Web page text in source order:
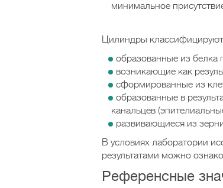
минимальное
Цилиндры
образованные из белка
возникающие как
сформированные из
образованные в
канальцев
развивающиеся из
В условиях лаборатории
результатами можно
Референсные